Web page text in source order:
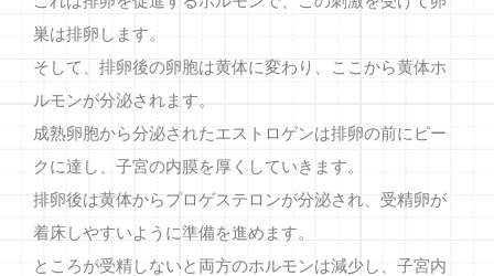
巣は排卵します。
そして、排卵後の卵胞は黄体に変わり、ここから黄体ホ
ルモンが分泌されます。
成熟卵胞から分泌されたエストロゲンは排卵の前にピー
クに達し、子宮の内膜を厚くしていきます。
排卵後は黄体からプロゲステロンが分泌され、受精卵が
着床しやすいように準備を進めます。
ところが受精しないと両方のホルモンは減少し、子宮内